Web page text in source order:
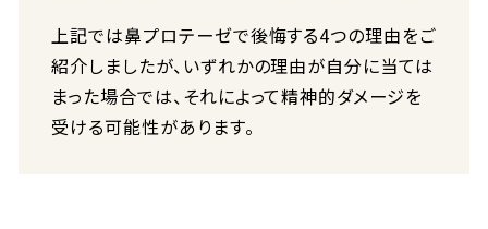
上記では鼻プロテーゼで後悔する4つの理由をご
紹介しましたが、いずれかの理由が自分に当ては
まった場合では、それによって精神的ダメージを
受ける可能性があります。